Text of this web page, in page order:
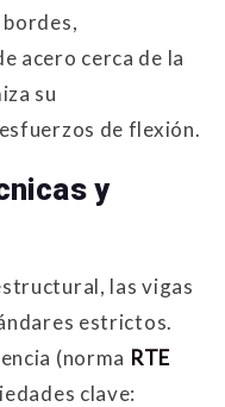
bordes,
acero cerca de la
su
de flexión.
y
las vigas
estrictos.
(norma RTE
clave: